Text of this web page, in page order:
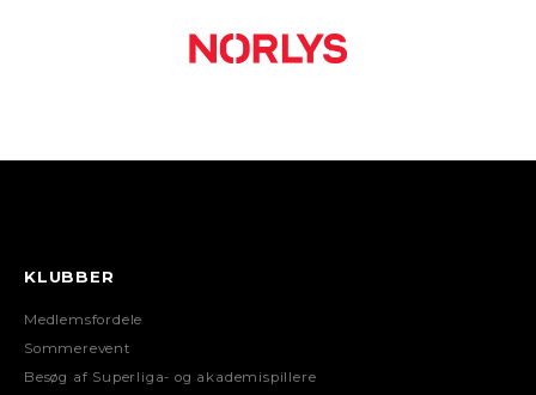
KLUBBER
Medlemsfordele
Sommerevent
Besøg af Superliga- og akademispillere